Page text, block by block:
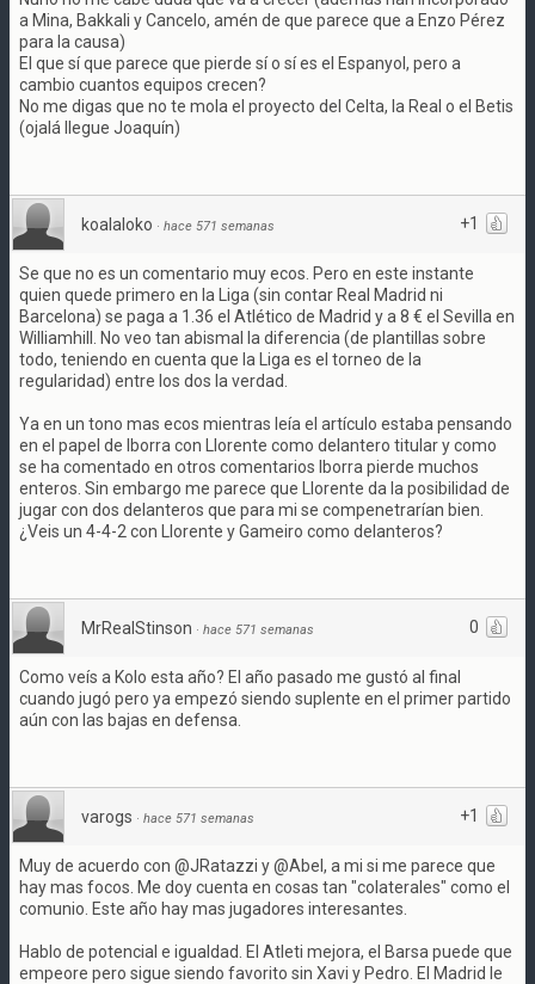
a Mina, Bakkali y Cancelo, amén de que parece que a Enzo Pérez
para la causa)
El que sí que parece que pierde sí o sí es el Espanyol, pero a
cambio cuantos equipos crecen?
No me digas que no te mola el proyecto del Celta, la Real o el Betis
(ojalá llegue Joaquín)
+1
koalaloko · hace 571 semanas
Se que no es un comentario muy ecos. Pero en este instante
quien quede primero en la Liga (sin contar Real Madrid ni
Barcelona) se paga a 1.36 el Atlético de Madrid y a 8 € el Sevilla en
Williamhill. No veo tan abismal la diferencia (de plantillas sobre
todo, teniendo en cuenta que la Liga es el torneo de la
regularidad) entre los dos la verdad.
Ya en un tono mas ecos mientras leía el artículo estaba pensando
en el papel de Iborra con Llorente como delantero titular y como
se ha comentado en otros comentarios Iborra pierde muchos
enteros. Sin embargo me parece que Llorente da la posibilidad de
jugar con dos delanteros que para mi se compenetrarían bien.
¿Veis un 4-4-2 con Llorente y Gameiro como delanteros?
0
MrRealStinson · hace 571 semanas
Como veís a Kolo esta año? El año pasado me gustó al final
cuando jugó pero ya empezó siendo suplente en el primer partido
aún con las bajas en defensa.
+1
varogs · hace 571 semanas
Muy de acuerdo con @JRatazzi y @Abel, a mi si me parece que
hay mas focos. Me doy cuenta en cosas tan "colaterales" como el
comunio. Este año hay mas jugadores interesantes.
Hablo de potencial e igualdad. El Atleti mejora, el Barsa puede que
empeore pero sigue siendo favorito sin Xavi y Pedro. El Madrid le